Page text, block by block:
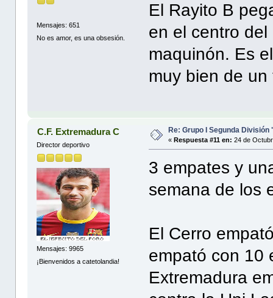
Mensajes: 651
No es amor, es una obsesión.
El Rayito B
en el centro
maquinón. Es
muy bien de
C.F. Extremadura C
Director deportivo
Mensajes: 9965
¡Bienvenidos a catetolandia!
Re: Grupo I Segunda División
«Respuesta #11 en: 24 de
3 empates y
semana de los
El Cerro
empató con 10
Extremadura